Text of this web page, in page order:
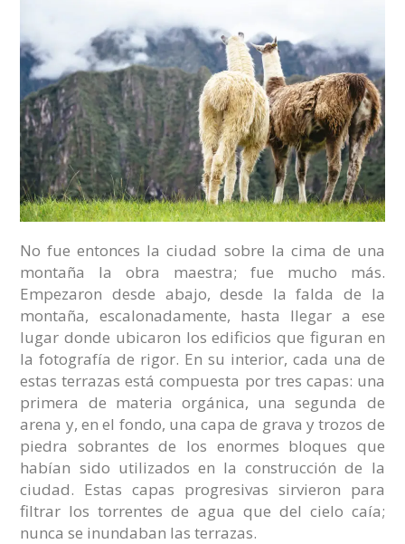
No fue entonces la ciudad sobre la cima de una
montaña la obra maestra; fue mucho más.
Empezaron desde abajo, desde la falda de la
montaña, escalonadamente, hasta llegar a ese
lugar donde ubicaron los edificios que figuran en
la fotografía de rigor. En su interior, cada una de
estas terrazas está compuesta por tres capas: una
primera de materia orgánica, una segunda de
arena y, en el fondo, una capa de grava y trozos de
piedra sobrantes de los enormes bloques que
habían sido utilizados en la construcción de la
ciudad. Estas capas progresivas sirvieron para
filtrar los torrentes de agua que del cielo caía;
nunca se inundaban las terrazas.